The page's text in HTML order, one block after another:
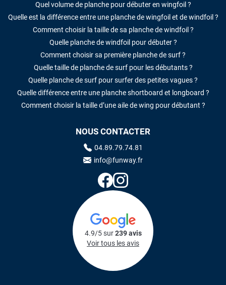
Quel volume de planche pour débuter en wingfoil ?
Quelle est la différence entre une planche de wingfoil et de windfoil ?
Comment choisir la taille de sa planche de windfoil ?
Quelle planche de windfoil pour débuter ?
Comment choisir sa première planche de surf ?
Quelle taille de planche de surf pour les débutants ?
Quelle planche de surf pour surfer des petites vagues ?
Quelle différence entre une planche shortboard et longboard ?
Comment choisir la taille d’une aile de wing pour débutant ?
NOUS CONTACTER
04.89.79.74.81
info@funway.fr
4.9/5 sur239 avis
Voir tous les avis